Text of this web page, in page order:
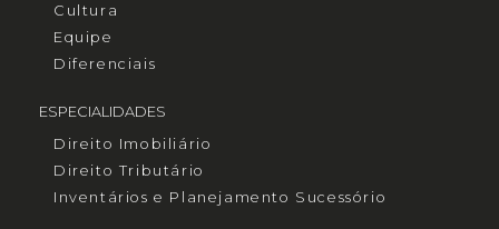
Cultura
Equipe
Diferenciais
ESPECIALIDADES
Direito Imobiliário
Direito Tributário
Inventários e Planejamento Sucessório